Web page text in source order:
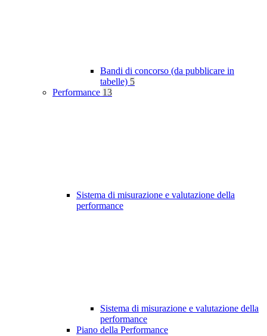
Bandi di concorso (da pubblicare in
tabelle) 5
Performance 13
Sistema di misurazione e valutazione della
performance
Sistema di misurazione e valutazione della
performance
Piano della Performance